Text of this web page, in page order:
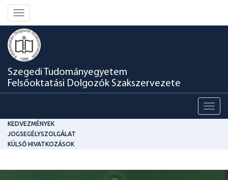
Toggle
navigation
Szegedi Tudományegyetem
Felsőoktatási Dolgozók Szakszervezete
KEDVEZMÉNYEK
JOGSEGÉLYSZOLGÁLAT
KÜLSŐ HIVATKOZÁSOK